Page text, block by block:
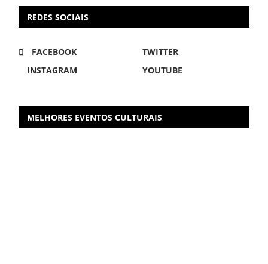
REDES SOCIAIS
FACEBOOK
TWITTER
INSTAGRAM
YOUTUBE
MELHORES EVENTOS CULTURAIS